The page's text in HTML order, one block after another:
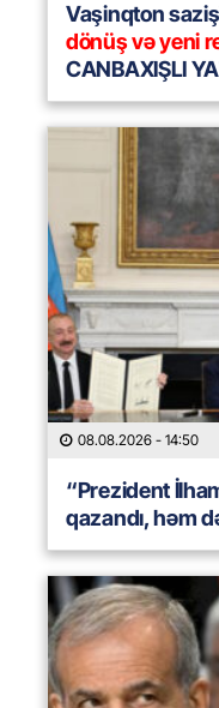
Vaşinqton
dönüş və yeni
CANBAXIŞLI
08.08.2026 - 14:50
“Prezident
qazandı, həm